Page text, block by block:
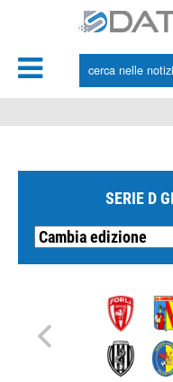
SERIE D